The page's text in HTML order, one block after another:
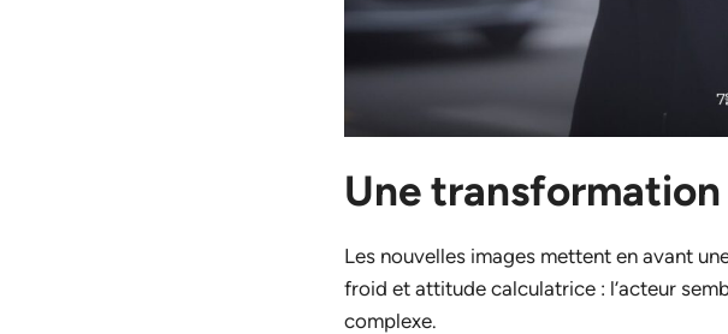
Une
Les nouvelles images mettent en avant
froid et attitude calculatrice : l’acteur
complexe.